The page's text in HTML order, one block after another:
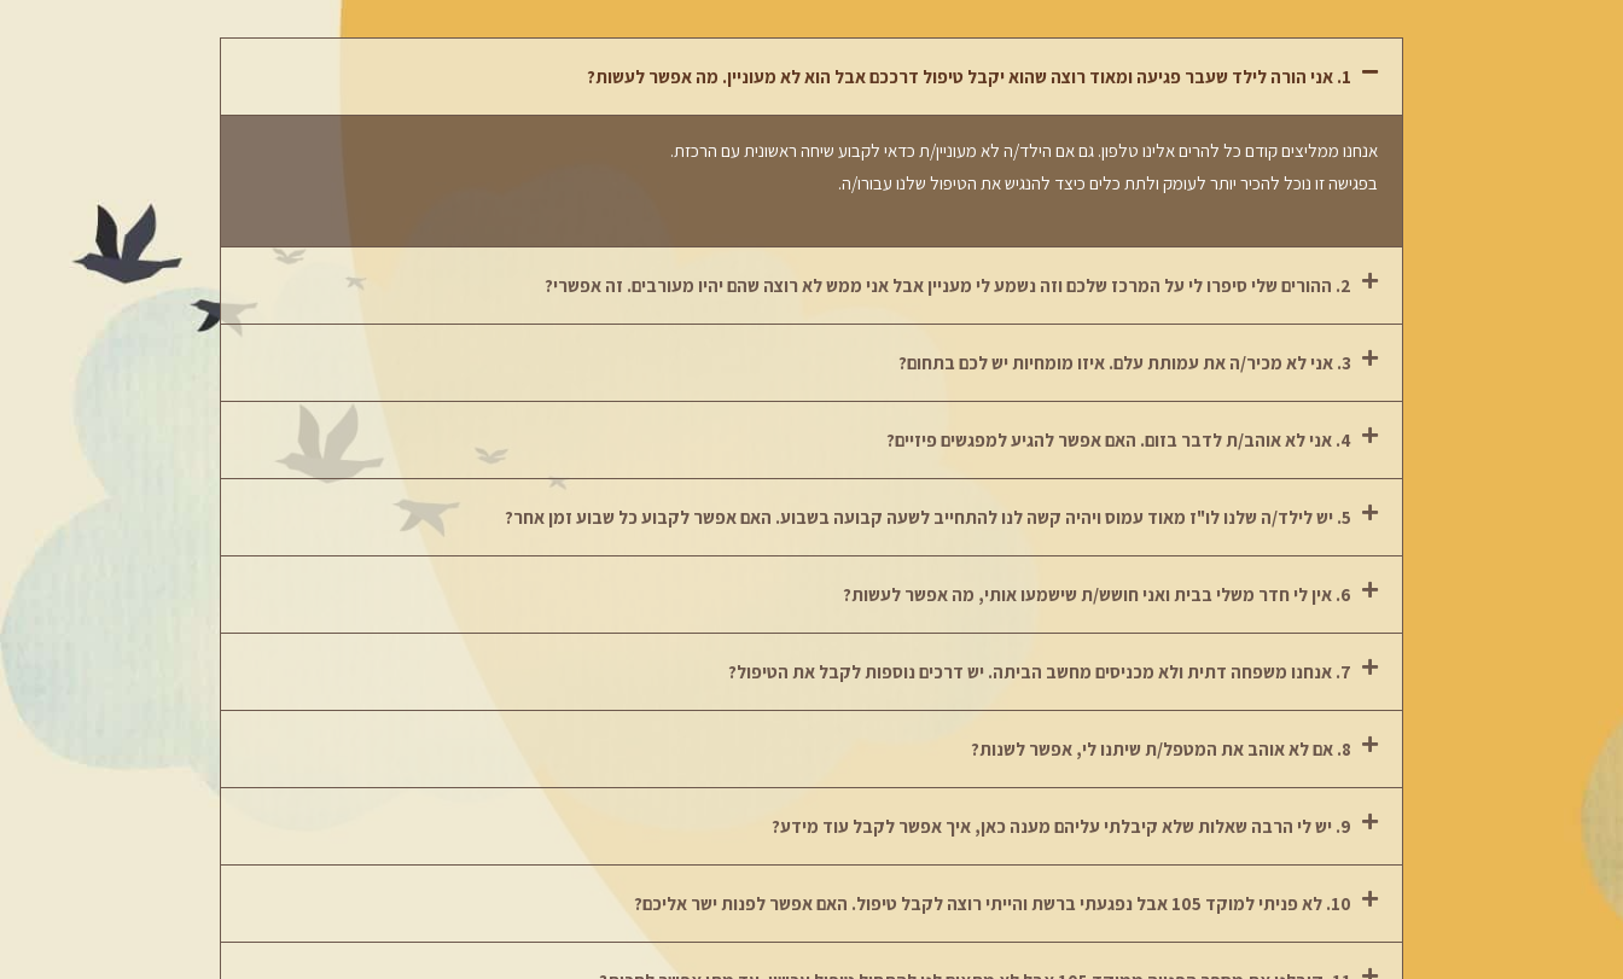
1. אני הורה לילד שעבר פגיעה ומאוד רוצה שהוא יקבל טיפול דרככם אבל הוא לא מעוניין. מה אפשר לעשות?
אנחנו ממליצים קודם כל להרים אלינו טלפון. גם אם הילד/ה לא מעוניין/ת כדאי לקבוע שיחה ראשונית עם הרכזת.
בפגישה זו נוכל להכיר יותר לעומק ולתת כלים כיצד להנגיש את הטיפול שלנו עבורו/ה.
2. ההורים שלי סיפרו לי על המרכז שלכם וזה נשמע לי מעניין אבל אני ממש לא רוצה שהם יהיו מעורבים. זה אפשרי?
3. אני לא מכיר/ה את עמותת עלם. איזו מומחיות יש לכם בתחום?
4. אני לא אוהב/ת לדבר בזום. האם אפשר להגיע למפגשים פיזיים?
5. יש לילד/ה שלנו לו"ז מאוד עמוס ויהיה קשה לנו להתחייב לשעה קבועה בשבוע. האם אפשר לקבוע כל שבוע זמן אחר?
6. אין לי חדר משלי בבית ואני חושש/ת שישמעו אותי, מה אפשר לעשות?
7. אנחנו משפחה דתית ולא מכניסים מחשב הביתה. יש דרכים נוספות לקבל את הטיפול?
8. אם לא אוהב את המטפל/ת שיתנו לי, אפשר לשנות?
9. יש לי הרבה שאלות שלא קיבלתי עליהם מענה כאן, איך אפשר לקבל עוד מידע?
10. לא פניתי למוקד 105 אבל נפגעתי ברשת והייתי רוצה לקבל טיפול. האם אפשר לפנות ישר אליכם?